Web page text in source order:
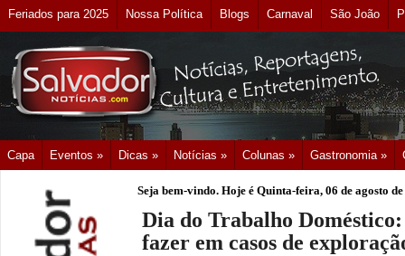
Feriados para 2025 Nossa Política Blogs Carnaval São João
Capa Eventos » Dicas » Notícias » Colunas » Gastronomia »
Seja bem-vindo. Hoje é Quinta-feira, 06 de agosto
Dia do Trabalho
fazer em casos de